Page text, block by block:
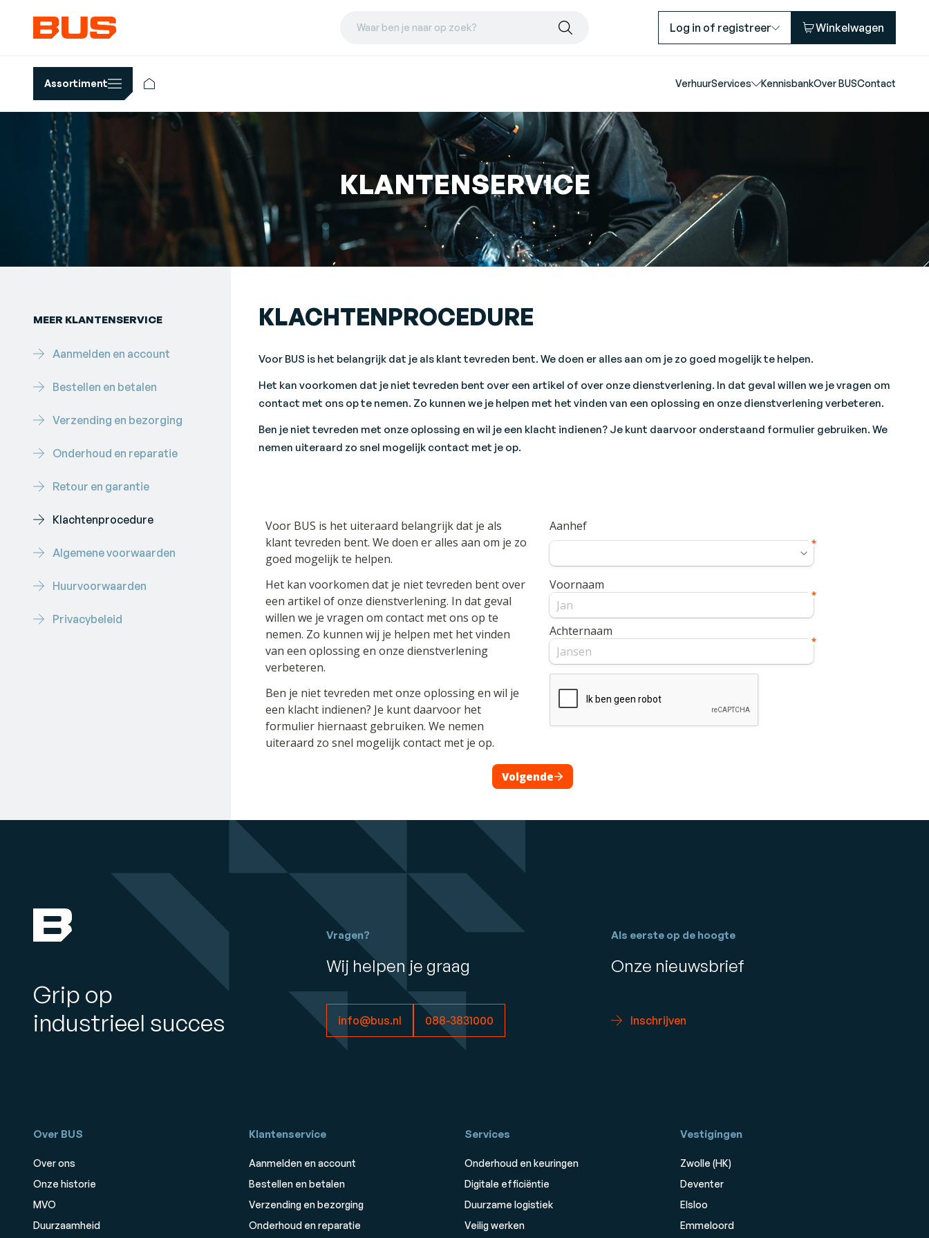
Waar ben je naar op zoek? Log in of registreer Winkelwagen
Assortiment VerhuurServices KennisbankOver BUSContact
KLANTENSERVICE
MEER KLANTENSERVICE
Aanmelden en account
Bestellen en betalen
Verzending en bezorging
Onderhoud en reparatie
Retour en garantie
Klachtenprocedure
Algemene voorwaarden
Huurvoorwaarden
Privacybeleid
KLACHTENPROCEDURE
Voor BUS is het belangrijk dat je als klant tevreden bent. We doen er alles aan om je zo goed mogelijk te helpen.
Het kan voorkomen dat je niet tevreden bent over een artikel of over onze dienstverlening. In dat geval willen we je vragen om
contact met ons op te nemen. Zo kunnen we je helpen met het vinden van een oplossing en onze dienstverlening verbeteren.
Ben je niet tevreden met onze oplossing en wil je een klacht indienen? Je kunt daarvoor onderstaand formulier gebruiken. We
nemen uiteraard zo snel mogelijk contact met je op.
Grip op
industrieel succes
Vragen?
Wij helpen je graag
info@bus.nl 088-3831000
Als eerste op de hoogte
Onze nieuwsbrief
Inschrijven
Over BUS
Over ons
Onze historie
MVO
Duurzaamheid
Klantenservice
Aanmelden en account
Bestellen en betalen
Verzending en bezorging
Onderhoud en reparatie
Services
Onderhoud en keuringen
Digitale efficiëntie
Duurzame logistiek
Veilig werken
Vestigingen
Zwolle (HK)
Deventer
Elsloo
Emmeloord